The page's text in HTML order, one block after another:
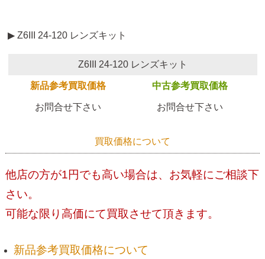
▶ Z6III 24-120 レンズキット
Z6III 24-120 レンズキット
新品参考買取価格 中古参考買取価格
お問合せ下さい お問合せ下さい
買取価格について
他店の方が1円でも高い場合は、お気軽にご相談下
さい。
可能な限り高価にて買取させて頂きます。
新品参考買取価格について